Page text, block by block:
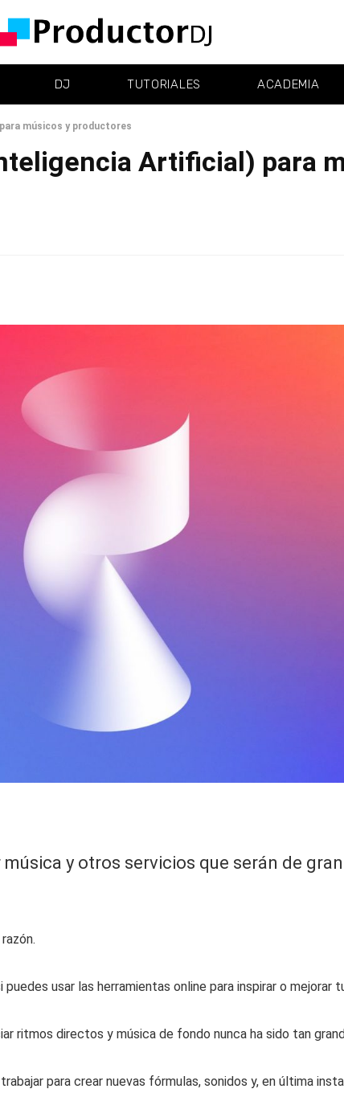
DJ TUTORIALES ACADEMIA
músicos y productores
Artificial) para
y otros servicios que serán de
usar las herramientas online para inspirar o mejorar
ritmos directos y música de fondo nunca ha sido tan
para crear nuevas fórmulas, sonidos y, en última